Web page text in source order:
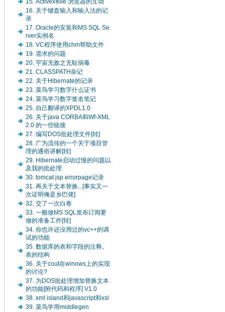
15. Activex和ie 浏览器的互动
16. 关于键盘输入和输入法的记
录
17. Oracle的安装和MS SQL Se
rver实例名
18. VC程序使用chm帮助文件
19. 需求的问题
20. 宇宙无敌之无耻病毒
21. CLASSPATH杂记
22. 关于Hibernate的记录
23. 菜鸟学习数字什么证书
24. 菜鸟学习数字签名笔记
25. 自己翻译的XPDL1.0
26. 关于java CORBA和Wf-XML
2.0 的一些链接
27. 编写DOS批处理文件[转]
28. 广为流传的一个关于项目管
理的通俗讲解[转]
29. Hibernate启动过慢的问题以
及我的批处理
30. tomcat jsp errorpage记录
31. 再关于文本替换...[事实又一
次证明俺是乡巴佬]
32. 交了一次白卷
33. 一般做MS SQL发布订阅要
做的准备工作[转]
34. 你也许还没用过的vc++的调
试的功能
35. 数据库的表和字段的注释。
表的结构
36. 关于cout在winows上的实现
的讨论?
37. 为DOS批处理增加替换文本
的功能[附代码和程序] V1.0
38. xml island和javascript和xsl
39. 菜鸟学用middlegen